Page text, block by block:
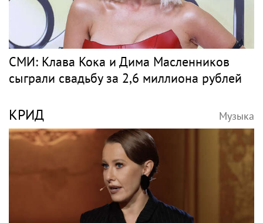
СМИ: Клава Кока и Дима Масленников
сыграли свадьбу за 2,6 миллиона рублей
КРИД Музыка